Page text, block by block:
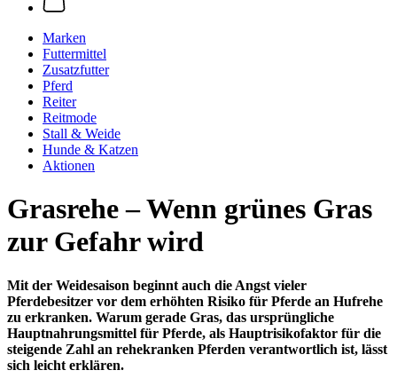
Marken
Futtermittel
Zusatzfutter
Pferd
Reiter
Reitmode
Stall & Weide
Hunde & Katzen
Aktionen
Grasrehe – Wenn grünes Gras
zur Gefahr wird
Mit der Weidesaison beginnt auch die Angst vieler
Pferdebesitzer vor dem erhöhten Risiko für Pferde an Hufrehe
zu erkranken. Warum gerade Gras, das ursprüngliche
Hauptnahrungsmittel für Pferde, als Hauptrisikofaktor für die
steigende Zahl an rehekranken Pferden verantwortlich ist, lässt
sich leicht erklären.